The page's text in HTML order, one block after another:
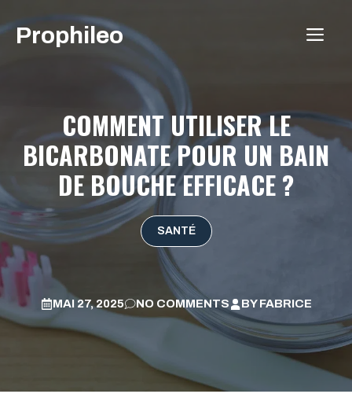
au Prophileo
COMMENT UTILISER LE
BICARBONATE POUR UN BAIN
DE BOUCHE EFFICACE ?
SANTÉ
MAI 27, 2025 NO COMMENTS BYFABRICE